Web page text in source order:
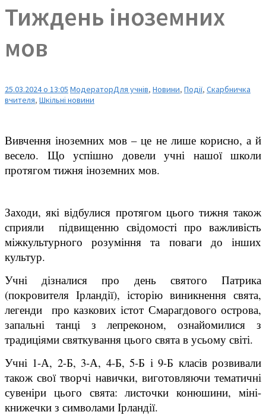
Тиждень іноземних
мов
25.03.2024 о 13:05 МодераторДля учнів, Новини, Події, Скарбничка
вчителя, Шкільні новини
Вивчення іноземних мов – це не лише корисно, а й
весело. Що успішно довели учні нашої школи
протягом тижня іноземних мов.
Заходи, які відбулися протягом цього тижня також
сприяли підвищенню свідомості про важливість
міжкультурного розуміння та поваги до інших
культур.
Учні дізналися про день святого Патрика
(покровителя Ірландії), історію виникнення свята,
легенди про казкових істот Смарагдового острова,
запальні танці з лепреконом, ознайомилися з
традиціями святкування цього свята в усьому світі.
Учні 1-А, 2-Б, 3-А, 4-Б, 5-Б і 9-Б класів розвивали
також свої творчі навички, виготовляючи тематичні
сувеніри цього свята: листочки конюшини, міні-
книжечки з символами Ірландії.